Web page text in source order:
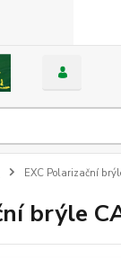
EXC Polarizační
brýle